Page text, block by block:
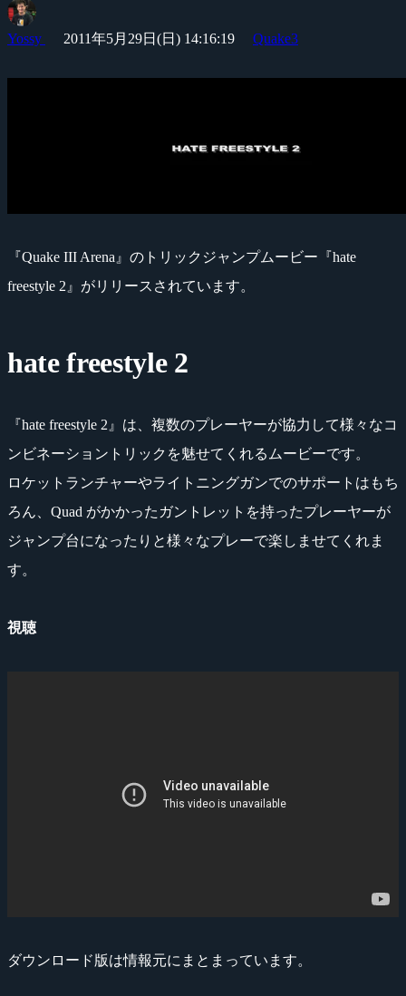
Yossy 2011年5月29日(日) 14:16:19 Quake3
『Quake III Arena』のトリックジャンプムービー『hate
freestyle 2』がリリースされています。
hate freestyle 2
『hate freestyle 2』は、複数のプレーヤーが協力して様々なコ
ンビネーショントリックを魅せてくれるムービーです。
ロケットランチャーやライトニングガンでのサポートはもち
ろん、Quad がかかったガントレットを持ったプレーヤーが
ジャンプ台になったりと様々なプレーで楽しませてくれま
す。
視聴
ダウンロード版は情報元にまとまっています。